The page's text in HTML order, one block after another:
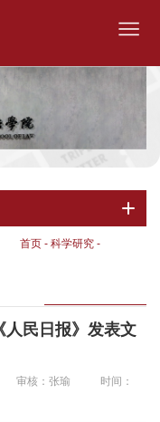
首页 - 科学研究 -
人民日报》发表文
审核：张瑜 时间：